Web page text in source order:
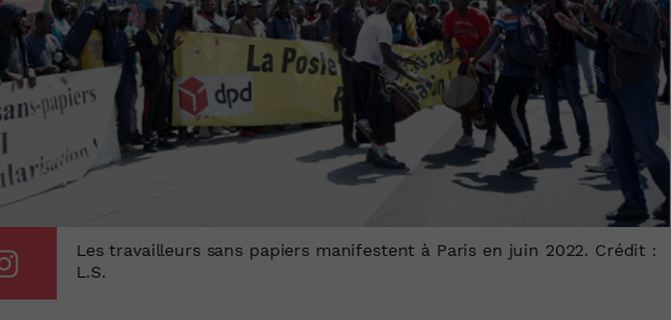
Les travailleurs sans papiers manifestent à Paris en juin 2022. Crédit :
L.S.